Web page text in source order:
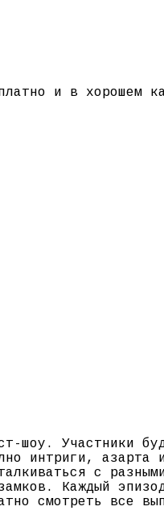
и в хорошем
шоу. Участники
интриги, азарта
с
Каждый
смотреть все